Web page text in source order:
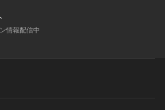
情報配信中